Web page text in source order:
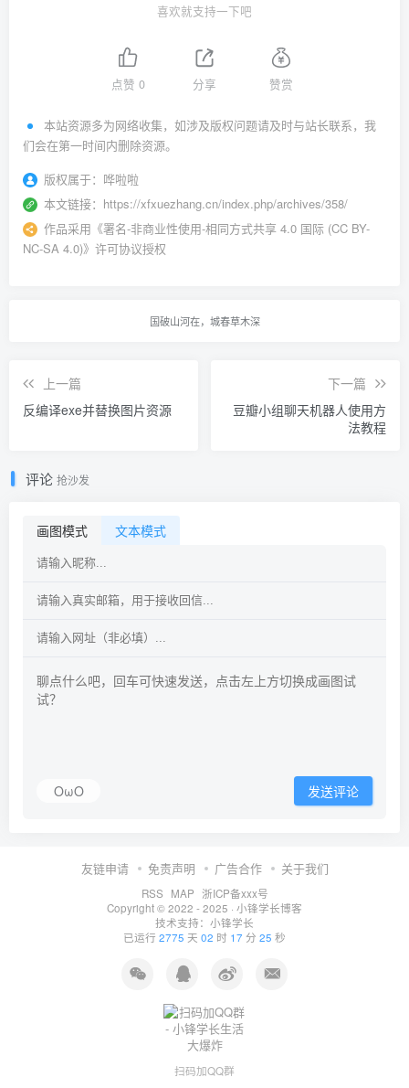
喜欢就支持一下吧
点赞 0 分享 赞赏
本站资源多为网络收集，如涉及版权问题请及时与站长联系，我
们会在第一时间内删除资源。
版权属于： 哗啦啦
本文链接： https://xfxuezhang.cn/index.php/archives/358/
作品采用 《署名-非商业性使用-相同方式共享 4.0 国际 (CC BY-
NC-SA 4.0)》许可协议授权
国破山河在，城春草木深
上一篇
反编译exe并替换图片资源
下一篇
豆瓣小组聊天机器人使用方
法教程
评论 抢沙发
画图模式 文本模式
OωO 发送评论
友链申请 免责声明 广告合作 关于我们
RSS MAP 浙ICP备xxx号
Copyright © 2022 - 2025 · 小锋学长博客
技术支持： 小锋学长
已运行 2775 天 02 时 17 分 26 秒
扫码加QQ群